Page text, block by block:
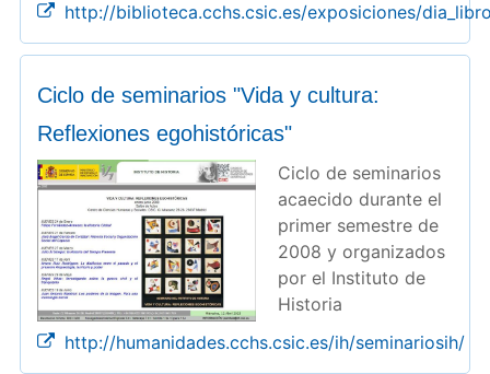
http://biblioteca.cchs.csic.es/exposiciones/
Ciclo de seminarios "Vida y cultura:
Reflexiones egohistóricas"
Ciclo de seminarios
acaecido durante el
primer semestre de
2008 y organizados
por el Instituto de
Historia
http://humanidades.cchs.csic.es/ih/seminariosih/